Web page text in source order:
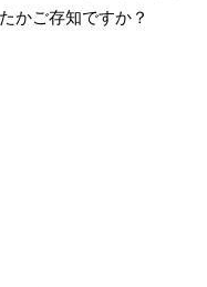
かご存知ですか？